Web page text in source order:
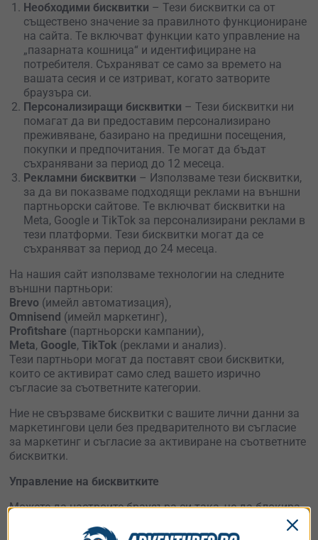
Необходими бисквитки – Тези бисквитки са от
съществено значение за правилното функциониране
на сайта. Те включват функции като управление на
„пазарната кошница“ и идентифициране на
потребителя. Съхраняват се само за времето на
вашата сесия и се изтриват, когато затворите
браузъра си.
Персонализиращи бисквитки – Тези бисквитки ни
помагат да ви предоставим персонализирано
преживяване, базирано на предишни посещения,
покупки и предпочитания. Те могат да бъдат
съхранявани за период до 12 месеца.
Рекламни бисквитки – Използваме тези бисквитки,
за да ви показваме подходящи реклами на външни
партньорски сайтове. Те включват бисквитки на
Meta, Google и TikTok за персонализирани реклами в
тези платформи. Тези бисквитки могат да се
съхраняват за период до 24 месеца.
На нашия сайт използваме технологии на следните
външни партньори:
Brevo (имейл автоматизация),
Omnisend (имейл маркетинг),
Profitshare (партньорски кампании),
Meta, Google, TikTok (реклами и анализ).
Тези партньори могат да поставят свои бисквитки,
които се активират само след вашето изрично
съгласие за съответните категории.
Ние не свързваме бисквитки с вашите лични данни за
маркетингови цели без предварителното ви съгласие
за маркетинг и съгласие за активиране на съответните
бисквитки.
Управление на бисквитките
Можете да настроите браузъра си така, че да блокира
Това обаче може да доведе до нарушаване на